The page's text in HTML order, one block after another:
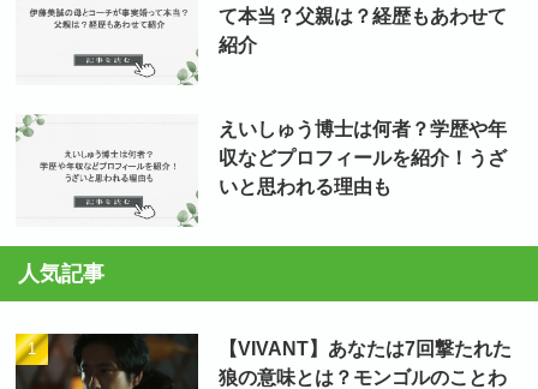
て本当？父親は？経歴もあわせて
紹介
えいしゅう博士は何者？学歴や年
収などプロフィールを紹介！うざ
いと思われる理由も
人気記事
【VIVANT】あなたは7回撃たれた
狼の意味とは？モンゴルのことわ